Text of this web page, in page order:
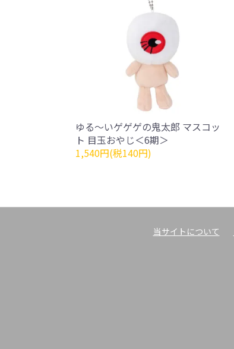
ゆる～いゲゲゲの鬼太郎 マスコッ
ト 目玉おやじ＜6期＞
1,540円(税140円)
当サイトについて